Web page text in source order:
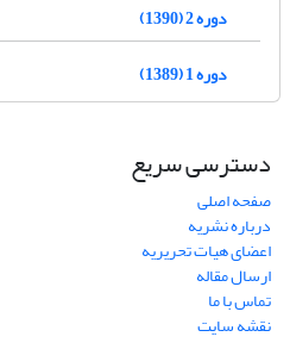
دوره 2 (1390)
دوره 1 (1389)
دسترسی سریع
صفحه اصلی
درباره نشریه
اعضای هیات تحریریه
ارسال مقاله
تماس با ما
نقشه سایت